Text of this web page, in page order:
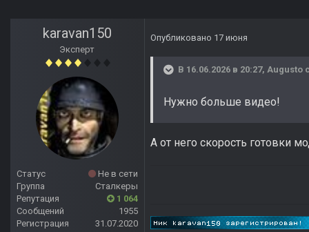
karavan150
Эксперт
Статус
Не в сети
Группа
Сталкеры
Репутация
1 064
Сообщений
1955
Регистрация
31.07.2020
Опубликовано 17 июня
В 16.06.2026 в 20:27, Augusto
Нужно больше видео!
А от него скорость готовки